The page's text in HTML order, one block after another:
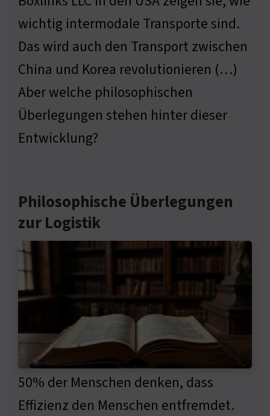
wichtig intermodale Transporte sind.
Das wird auch den Transport zwischen
China und Korea revolutionieren (…)
Aber welche philosophischen
Überlegungen stehen hinter dieser
Entwicklung?
Philosophische Überlegungen
zur Logistik
50% der Menschen denken, dass
Effizienz den Menschen entfremdet.